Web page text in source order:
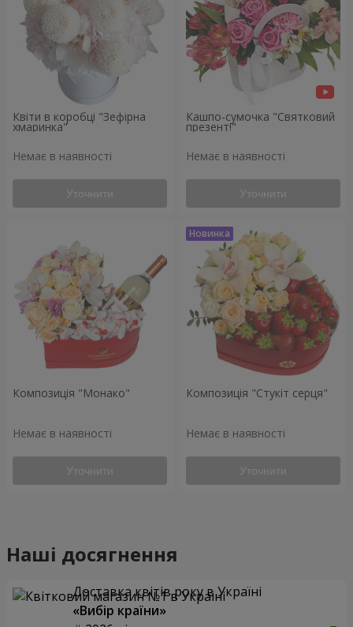
Квіти в коробці "Зефірна
хмаринка"
Немає в наявності
Уточнити
Кашпо-сумочка "Святковий
презент!"
Немає в наявності
Уточнити
Композиція "Монако"
Немає в наявності
Уточнити
Композиція "Стукіт серця"
Немає в наявності
Уточнити
Наші досягнення
Доставка квітів року в Україні
«Вибір країни»